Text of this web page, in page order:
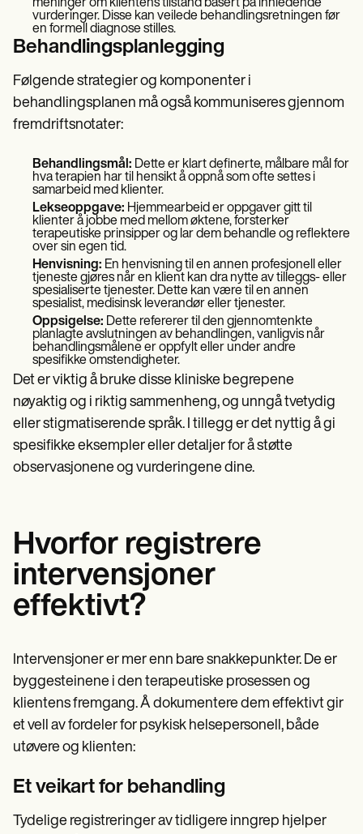
meninger om klientens tilstand basert på innledende
vurderinger. Disse kan veilede behandlingsretningen før
en formell diagnose stilles.
Behandlingsplanlegging
Følgende strategier og komponenter i
behandlingsplanen må også kommuniseres gjennom
fremdriftsnotater:
Behandlingsmål: Dette er klart definerte, målbare mål for
hva terapien har til hensikt å oppnå som ofte settes i
samarbeid med klienter.
Lekseoppgave: Hjemmearbeid er oppgaver gitt til
klienter å jobbe med mellom øktene, forsterker
terapeutiske prinsipper og lar dem behandle og reflektere
over sin egen tid.
Henvisning: En henvisning til en annen profesjonell eller
tjeneste gjøres når en klient kan dra nytte av tilleggs- eller
spesialiserte tjenester. Dette kan være til en annen
spesialist, medisinsk leverandør eller tjenester.
Oppsigelse: Dette refererer til den gjennomtenkte
planlagte avslutningen av behandlingen, vanligvis når
behandlingsmålene er oppfylt eller under andre
spesifikke omstendigheter.
Det er viktig å bruke disse kliniske begrepene
nøyaktig og i riktig sammenheng, og unngå tvetydig
eller stigmatiserende språk. I tillegg er det nyttig å gi
spesifikke eksempler eller detaljer for å støtte
observasjonene og vurderingene dine.
Hvorfor registrere
intervensjoner
effektivt?
Intervensjoner er mer enn bare snakkepunkter. De er
byggesteinene i den terapeutiske prosessen og
klientens fremgang. Å dokumentere dem effektivt gir
et vell av fordeler for psykisk helsepersonell, både
utøvere og klienten:
Et veikart for behandling
Tydelige registreringer av tidligere inngrep hjelper